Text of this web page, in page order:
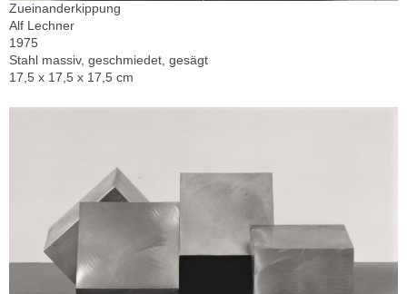
Zueinanderkippung
Alf Lechner
1975
Stahl massiv, geschmiedet, gesägt
17,5 x 17,5 x 17,5 cm